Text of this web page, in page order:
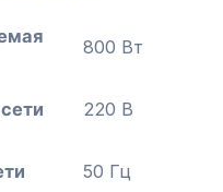
800 Вт
220 В
50 Гц